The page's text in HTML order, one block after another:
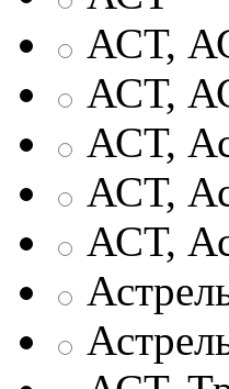
АСТ,
АСТ,
АСТ,
АСТ,
АСТ,